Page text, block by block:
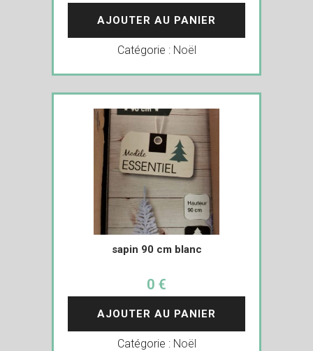
AJOUTER AU PANIER
Catégorie : Noël
sapin 90 cm blanc
0 €
AJOUTER AU PANIER
Catégorie : Noël